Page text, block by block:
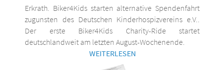
Erkrath. Biker4Kids starten alternative Spendenfahrt
zugunsten des Deutschen Kinderhospizvereins e.V..
Der erste Biker4Kids Charity-Ride startet
deutschlandweit am letzten August-Wochenende.
WEITERLESEN